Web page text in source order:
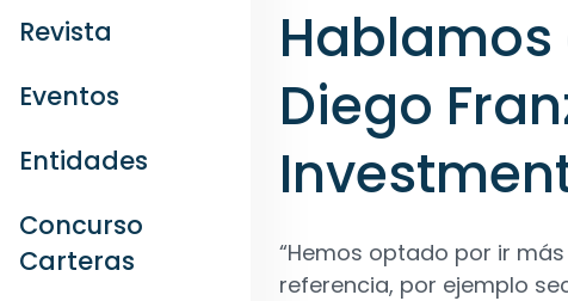
Revista
Eventos
Entidades
Concurso
Carteras
Diego
“Hemos optado por ir
referencia, por ejemplo